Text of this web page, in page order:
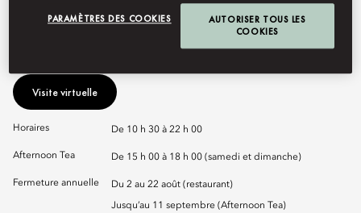
extérieur ou encore son Afternoon Tea signé du Nicolas
Guercio. Une carte du soir aux inspirations méditerranéennes et
de saison est à découvrir, imaginée par le Chef Alessio Maselli.
Visite virtuelle
Horaires De 10 h 30 à 22 h 00
Afternoon Tea De 15 h 00 à 18 h 00 (samedi et dimanche)
Fermeture annuelle Du 2 au 22 août (restaurant)
Jusqu’au 11 septembre (Afternoon Tea)
PARAMÈTRES DES COOKIES
AUTORISER TOUS LES
COOKIES